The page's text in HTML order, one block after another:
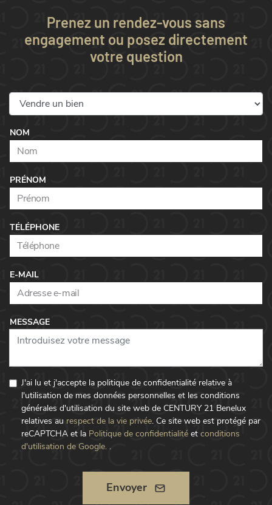
Prenez un rendez-vous sans
engagement ou posez directement
votre question
NOM
PRÉNOM
TÉLÉPHONE
E-MAIL
MESSAGE
J'ai lu et j'accepte la politique de confidentialité relative à
l'utilisation de mes données personnelles et les conditions
générales d'utilisation du site web de CENTURY 21 Benelux
relatives au respect de la vie privée. Ce site web est protégé par
reCAPTCHA et la Politique de confidentialité et conditions
d'utilisation de Google. .
Envoyer